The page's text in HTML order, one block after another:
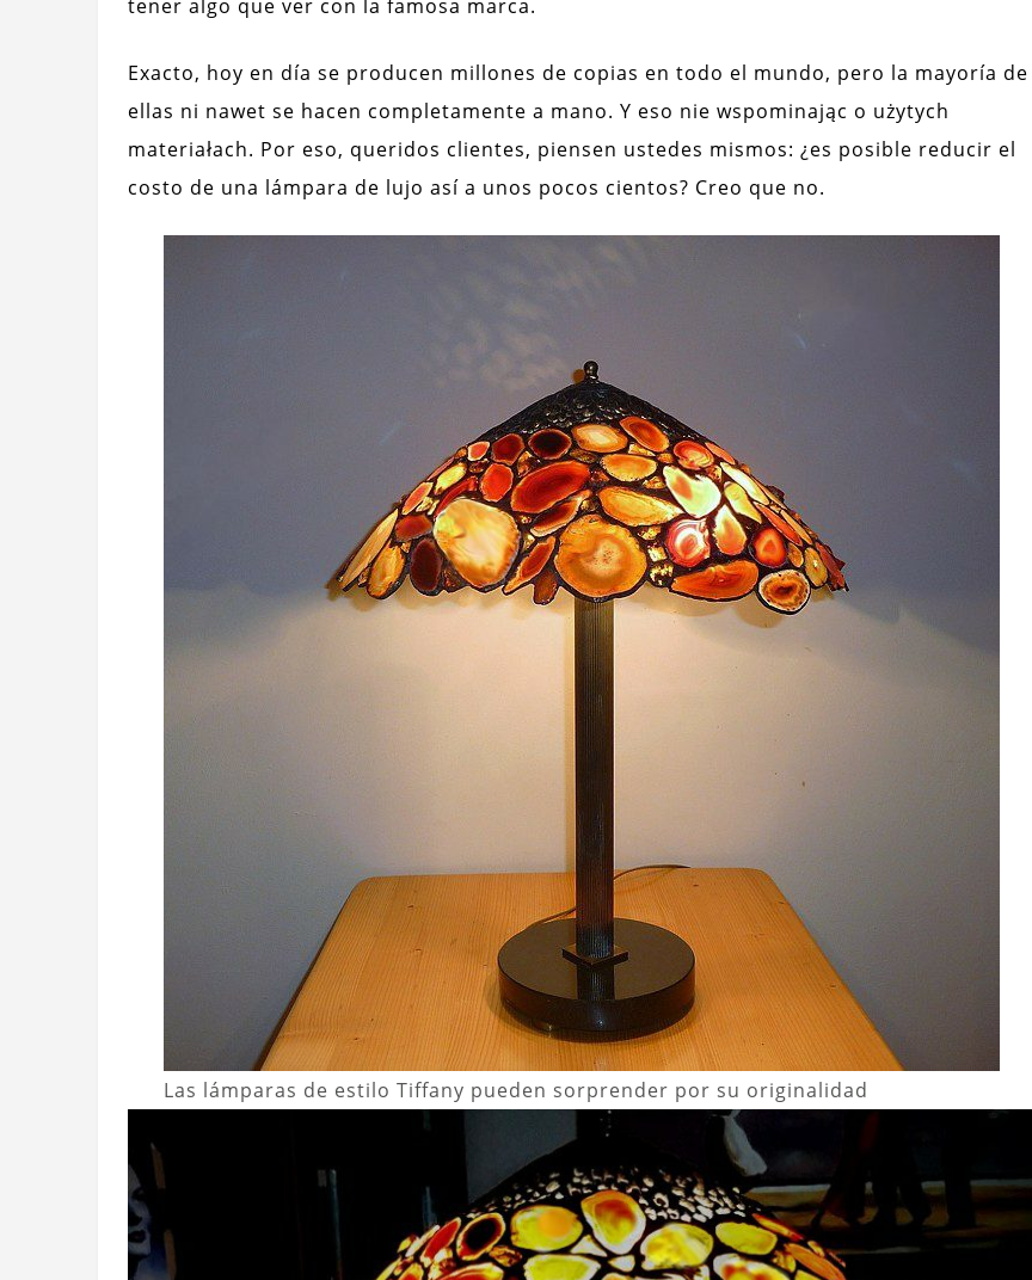
tener algo que ver con la famosa marca.
Exacto, hoy en día se producen millones de copias en todo el mundo, pero la mayoría de
ellas ni nawet se hacen completamente a mano. Y eso nie wspominając o użytych
materiałach. Por eso, queridos clientes, piensen ustedes mismos: ¿es posible reducir el
costo de una lámpara de lujo así a unos pocos cientos? Creo que no.
Las lámparas de estilo Tiffany pueden sorprender por su originalidad